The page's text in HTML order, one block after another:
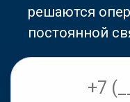
решаются
постоянной